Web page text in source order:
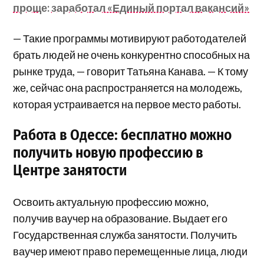
проще: заработал «Единый портал вакансий»
— Такие программы мотивируют работодателей
брать людей не очень конкурентно способных на
рынке труда, — говорит Татьяна Канава. — К тому
же, сейчас она распространяется на молодежь,
которая устраивается на первое место работы.
Работа в Одессе: бесплатно можно
получить новую профессию в
Центре занятости
Освоить актуальную профессию можно,
получив ваучер на образование. Выдает его
Государственная служба занятости. Получить
ваучер имеют право перемещенные лица, люди